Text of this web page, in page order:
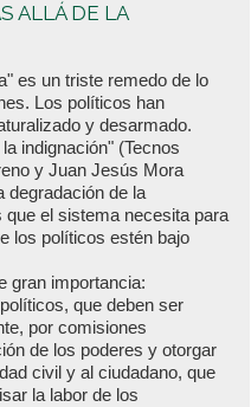
ALLÁ DE LA
es un triste remedo de lo
Los políticos han
y desarmado.
indignación" (Tecnos
y Juan Jesús Mora
degradación de la
el sistema necesita para
los políticos estén bajo
gran importancia:
que deben ser
por comisiones
de los poderes y otorgar
civil y al ciudadano, que
la labor de los